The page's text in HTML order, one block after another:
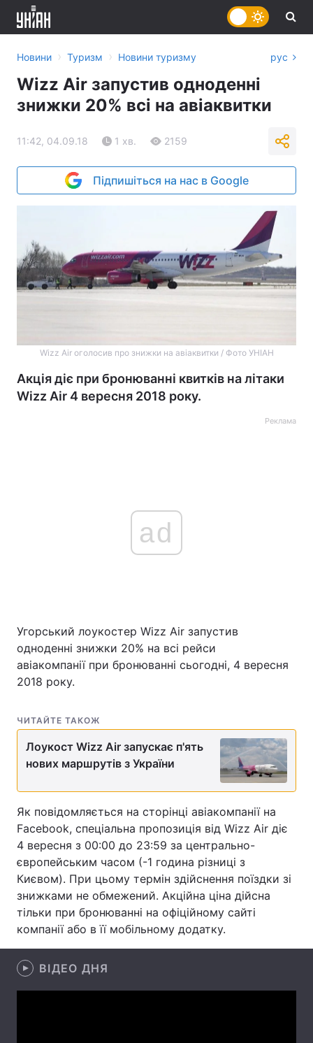
Головна
Україна
Економіка Світ
Техно і зв'язок Лайт
Здоров'я Туризм
Цікавинки Погода
Екологія Регіони
Лонгріди
Новини › Туризм › Новини туризму рус
Wizz Air запустив одноденні
знижки 20% всі на авіаквитки
11:42, 04.09.18 1 хв. 2159
Підпишіться на нас в Google
Wizz Air оголосив про знижки на авіаквитки / Фото УНІАН
Акція діє при бронюванні квитків на літаки
Wizz Air 4 вересня 2018 року.
Реклама
ad
Угорський лоукостер Wizz Air запустив
одноденні знижки 20% на всі рейси
авіакомпанії при бронюванні сьогодні, 4 вересня
2018 року.
ЧИТАЙТЕ ТАКОЖ
Лоукост Wizz Air запускає п'ять
нових маршрутів з України
Як повідомляється на сторінці авіакомпанії на
Facebook, спеціальна пропозиція від Wizz Air діє
4 вересня з 00:00 до 23:59 за центрально-
європейським часом (-1 година різниці з
Києвом). При цьому термін здійснення поїздки зі
знижками не обмежений. Акційна ціна дійсна
тільки при бронюванні на офіційному сайті
компанії або в її мобільному додатку.
ВІДЕО ДНЯ